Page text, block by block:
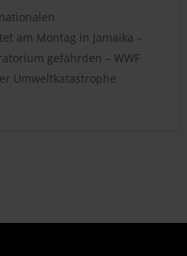
am Montag in Jamaika –
gefährden – WWF
Umweltkatastrophe